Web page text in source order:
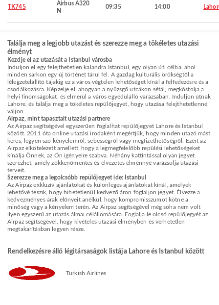
TK745
Airbus A320
N
09:35 14:00
Találja meg a legjobb utazást és szerezze meg a tökéletes utazási
élményt
Kezdje el az utazását a Istanbul városba
Induljon el egy felejthetetlen kalandra Istanbul, egy olyan úti célba, ahol
minden sarkon egy új történet tárul fel. A gazdag kulturális örökségtől a
lélegzetelállító tájakig ez a város végtelen lehetőséget kínál a felfedezésre és a
csodálkozásra. Képzelje el, ahogyan a nyüzsgő utcákon sétál, megkóstolja a
helyi finomságokat, és elmerül a város egyedülálló varázsában. Induljon útnak
Lahore, és találja meg a tökéletes repülőjegyet, hogy utazása felejthetetlenné
váljon.
Airpaz, mint tapasztalt utazási partnere
Az Airpaz segítségével egyszerűen foglalhat repülőjegyet Lahore és Istanbul
között. 2011 óta online utazási irodaként megértjük, hogy minden utazó mást
keres, legyen szó kényelemről, sebességről vagy megfizethetőségről. Ezért az
Airpaz elkötelezett amellett, hogy a legmegfelelőbb repülési lehetőségeket
kínálja Önnek, az Ön igényeire szabva. Néhány kattintással olyan jegyet
szerezhet, amely zökkenőmentes és élvezetes élménnyé varázsolja utazási
terveit.
Szerezze meg a legolcsóbb repülőjegyet ide: Istanbul
Az Airpaz exkluzív ajánlatokat és különleges ajánlatokat kínál, amelyek
lehetővé teszik, hogy hihetetlenül kedvező áron foglaljon jegyet. Élvezze a
kedvezményes árak előnyeit anélkül, hogy kompromisszumot kötne a
minőség vagy a kényelem terén. Az Airpaz segítségével még soha nem volt
ilyen egyszerű az utazás álmai célállomására. Foglalja le olcsó repülőjegyét az
Airpaz segítségével, hogy kivételes utazási élményben és verhetetlen
megtakarításban legyen része.
Rendelkezésre álló légitársaságok listája Lahore és Istanbul között
Turkish Airlines